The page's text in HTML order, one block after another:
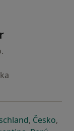
stránka
záložce
v nové záložce
se otevře v
, Českose
,